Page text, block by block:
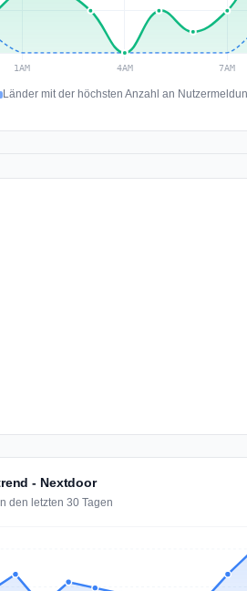
Länder mit der höchsten Anzahl an
- Nextdoor
den letzten 30 Tagen